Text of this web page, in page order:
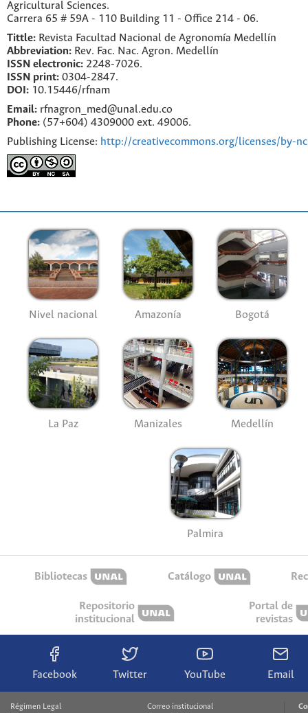
Agricultural Sciences.
Carrera 65 # 59A - 110 Building 11 - Office 214 - 06.
Tittle: Revista Facultad Nacional de Agronomía Medellín
Abbreviation: Rev. Fac. Nac. Agron. Medellín
ISSN electronic: 2248-7026.
ISSN print: 0304-2847.
DOI: 10.15446/rfnam
Email: rfnagron_med@unal.edu.co
Phone: (57+604) 4309000 ext. 49006.
Publishing License: http://creativecommons.org/licenses/by-
Nivel nacional Amazonía Bogotá
La Paz Manizales Medellín
Palmira
Bibliotecas Catálogo
Repositorio
institucional
Portal de
revistas
Facebook Twitter YouTube Email
Régimen Legal
Correo institucional